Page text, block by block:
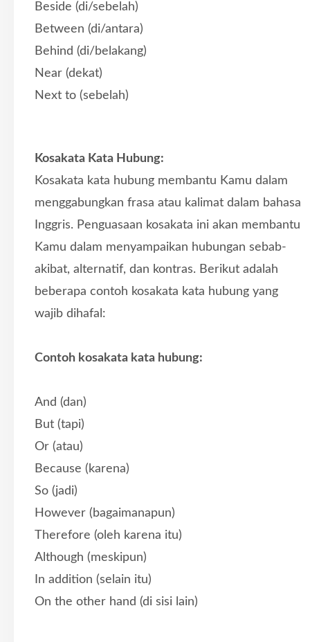
Beside (di/sebelah)
Between (di/antara)
Behind (di/belakang)
Near (dekat)
Next to (sebelah)
Kosakata Kata Hubung:
Kosakata kata hubung membantu Kamu dalam
menggabungkan frasa atau kalimat dalam bahasa
Inggris. Penguasaan kosakata ini akan membantu
Kamu dalam menyampaikan hubungan sebab-
akibat, alternatif, dan kontras. Berikut adalah
beberapa contoh kosakata kata hubung yang
wajib dihafal:
Contoh kosakata kata hubung:
And (dan)
But (tapi)
Or (atau)
Because (karena)
So (jadi)
However (bagaimanapun)
Therefore (oleh karena itu)
Although (meskipun)
In addition (selain itu)
On the other hand (di sisi lain)